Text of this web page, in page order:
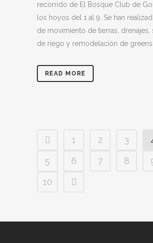
recorrido de El Bosque Club de
los hoyos del 1 al 9. Se han
de movimiento de tierras, drenajes,
de riego y remodelación de greens,
READ MORE
1 2 3
5
6 7 8
10